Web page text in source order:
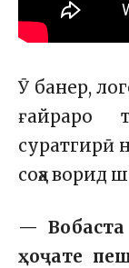
Ӯ банер,
ғайраро
суратгирӣ
соҳа ворид
—
ҳоҷате